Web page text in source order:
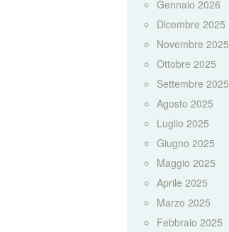
Gennaio 2026
Dicembre 2025
Novembre 2025
Ottobre 2025
Settembre 2025
Agosto 2025
Luglio 2025
Giugno 2025
Maggio 2025
Aprile 2025
Marzo 2025
Febbraio 2025